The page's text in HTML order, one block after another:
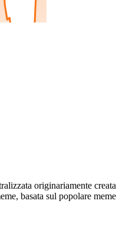
originariamente creata
basata sul popolare meme